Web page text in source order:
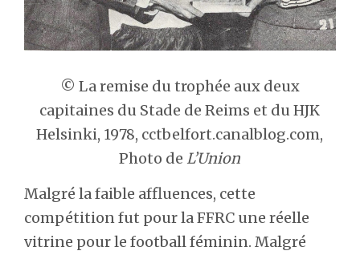
© La remise du trophée aux deux
capitaines du Stade de Reims et du HJK
Helsinki, 1978, cctbelfort.canalblog.com,
Photo deL’Union
Malgré la faible affluences, cette
compétition fut pour la FFRC une réelle
vitrine pour le football féminin. Malgré